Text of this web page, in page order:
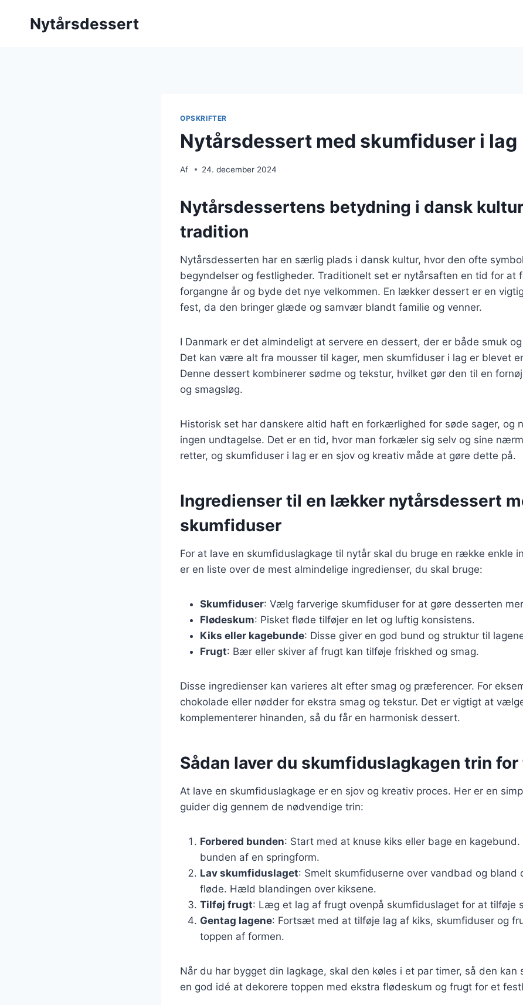
Nytårsdessert
OPSKRIFTER
Nytårsdessert med skumfiduser i lag
Af 24. december 2024
Nytårsdessertens betydning i dansk
tradition
Nytårsdesserten har en særlig plads i dansk kultur, hvor den ofte
begyndelser og festligheder. Traditionelt set er nytårsaften en tid for at
forgangne år og byde det nye velkommen. En lækker dessert er en
fest, da den bringer glæde og samvær blandt familie og venner.
I Danmark er det almindeligt at servere en dessert, der er både smuk
Det kan være alt fra mousser til kager, men skumfiduser i lag er blevet
Denne dessert kombinerer sødme og tekstur, hvilket gør den til en
og smagsløg.
Historisk set har danskere altid haft en forkærlighed for søde sager, og
ingen undtagelse. Det er en tid, hvor man forkæler sig selv og sine
retter, og skumfiduser i lag er en sjov og kreativ måde at gøre dette på.
Ingredienser til en lækker nytårsdessert
skumfiduser
For at lave en skumfiduslagkage til nytår skal du bruge en række enkle
er en liste over de mest almindelige ingredienser, du skal bruge:
Skumfiduser: Vælg farverige skumfiduser for at gøre desserten
Flødeskum: Pisket fløde tilføjer en let og luftig konsistens.
Kiks eller kagebunde: Disse giver en god bund og struktur til
Frugt: Bær eller skiver af frugt kan tilføje friskhed og smag.
Disse ingredienser kan varieres alt efter smag og præferencer. For
chokolade eller nødder for ekstra smag og tekstur. Det er vigtigt at
komplementerer hinanden, så du får en harmonisk dessert.
Sådan laver du skumfiduslagkagen trin
At lave en skumfiduslagkage er en sjov og kreativ proces. Her er en
guider dig gennem de nødvendige trin:
Forbered bunden: Start med at knuse kiks eller bage en
bunden af en springform.
Lav skumfiduslaget: Smelt skumfiduserne over vandbad og bland
fløde. Hæld blandingen over kiksene.
Tilføj frugt: Læg et lag af frugt ovenpå skumfiduslaget for at tilføje
Gentag lagene: Fortsæt med at tilføje lag af kiks, skumfiduser og
toppen af formen.
Når du har bygget din lagkage, skal den køles i et par timer, så den
en god idé at dekorere toppen med ekstra flødeskum og frugt for et